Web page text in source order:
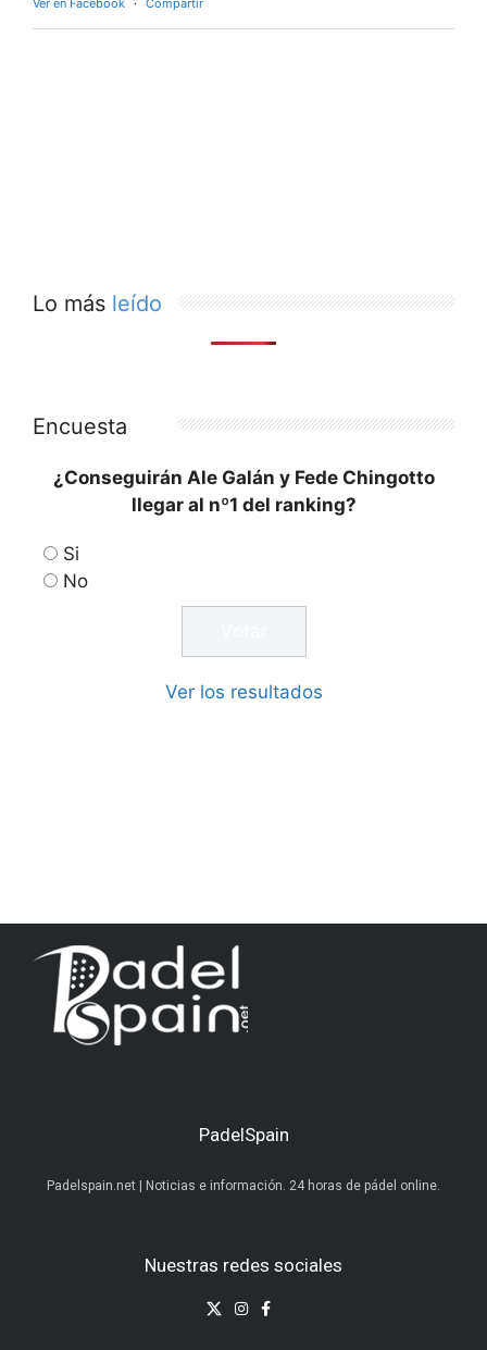
Ver en Facebook · Compartir
Lo más leído
Encuesta
¿Conseguirán Ale Galán y Fede Chingotto
llegar al nº1 del ranking?
Si
No
Ver los resultados
PadelSpain
Padelspain.net | Noticias e información. 24 horas de pádel online.
Nuestras redes sociales